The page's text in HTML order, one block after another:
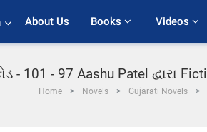
About Us Books Videos
- 101 - 97 Aashu Patel દ્વારા
Home Novels Gujarati Novels